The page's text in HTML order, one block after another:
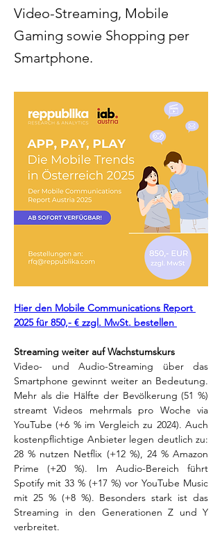
Video-Streaming, Mobile
Gaming sowie Shopping per
Smartphone.
Hier den Mobile Communications Report
2025 für 850,- € zzgl. MwSt. bestellen
Streaming weiter auf Wachstumskurs
Video- und Audio-Streaming über das
Smartphone gewinnt weiter an Bedeutung.
Mehr als die Hälfte der Bevölkerung (51 %)
streamt Videos mehrmals pro Woche via
YouTube (+6 % im Vergleich zu 2024). Auch
kostenpflichtige Anbieter legen deutlich zu:
28 % nutzen Netflix (+12 %), 24 % Amazon
Prime (+20 %). Im Audio-Bereich führt
Spotify mit 33 % (+17 %) vor YouTube Music
mit 25 % (+8 %). Besonders stark ist das
Streaming in den Generationen Z und Y
verbreitet.